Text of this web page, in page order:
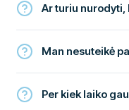
Ar turiu nurodyti,
Man nesuteikė
Per kiek laiko